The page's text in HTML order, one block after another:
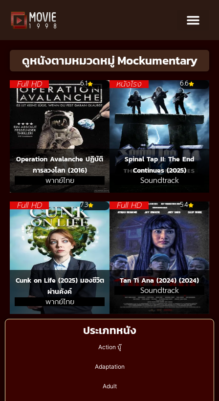
ประเภทหนัง
Action บู๊
Adaptation
Adult
ดูหนังตามหมวดหมู่ Mockumentary
Full HD 6.1
Operation Avalanche ปฏิบัติ
การลวงโลก (2016)
พากย์ไทย
หนังโรง 6.6
Spinal Tap II: The End
Continues (2025)
Soundtrack
Full HD 7.3
Cunk on Life (2025) มองชีวิต
ผ่านคังค์
พากย์ไทย
Full HD 5.4
Tan Ti Ana (2024) (2024)
Soundtrack